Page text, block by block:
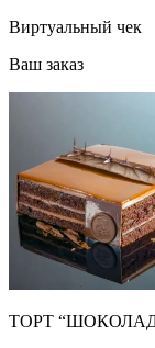
Виртуальный чек
Ваш заказ
ТОРТ